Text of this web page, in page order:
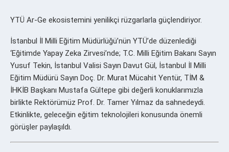
YTÜ Ar-Ge ekosistemini yenilikçi rüzgarlarla güçlendiriyor.
İstanbul İl Milli Eğitim Müdürlüğü’nün YTÜ’de düzenlediği
‘Eğitimde Yapay Zeka Zirvesi’nde; T.C. Milli Eğitim Bakanı Sayın
Yusuf Tekin, İstanbul Valisi Sayın Davut Gül, İstanbul İl Milli
Eğitim Müdürü Sayın Doç. Dr. Murat Mücahit Yentür, TİM &
İHKİB Başkanı Mustafa Gültepe gibi değerli konuklarımızla
birlikte Rektörümüz Prof. Dr. Tamer Yılmaz da sahnedeydi.
Etkinlikte, geleceğin eğitim teknolojileri konusunda önemli
görüşler paylaşıldı.